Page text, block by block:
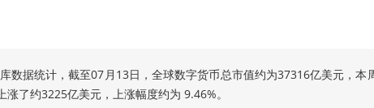
数据统计，截至07月13日，全球数字货币总市值约为37316亿美元，本
涨了约3225亿美元，上涨幅度约为 9.46%。